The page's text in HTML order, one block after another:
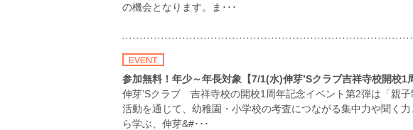
の機会となります。ま･･･
参加無料！年少～年長対象【7/1(水)伸芽’Sクラブ吉祥寺校開校
伸芽’Sクラブ 吉祥寺校の開校1周年記念イベント第2弾は「親
活動を通じて、幼稚園・小学校の考査につながる集中力や聞く
ら学ぶ、伸芽&#･･･